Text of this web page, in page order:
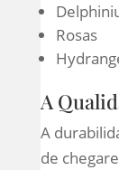
Rosas
A
A
de